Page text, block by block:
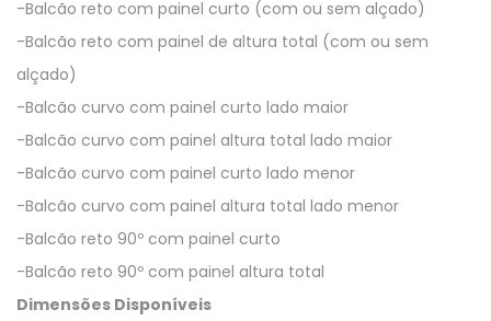
-Balcão reto com painel curto (com ou sem alçado)
-Balcão reto com painel de altura total (com ou sem
alçado)
-Balcão curvo com painel curto lado maior
-Balcão curvo com painel altura total lado maior
-Balcão curvo com painel curto lado menor
-Balcão curvo com painel altura total lado menor
-Balcão reto 90º com painel curto
-Balcão reto 90º com painel altura total
Dimensões Disponíveis